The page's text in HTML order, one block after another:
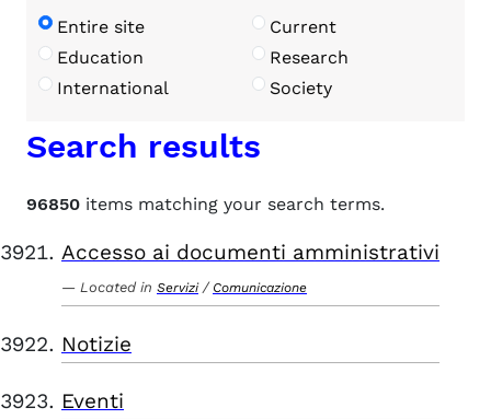
Entire site
Current
Education
Research
International
Society
Search results
96850 items matching your search terms.
Accesso ai documenti amministrativi
Located in Servizi / Comunicazione
Notizie
Eventi